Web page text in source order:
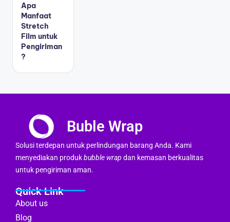
Apa
Manfaat
Stretch
Film untuk
Pengiriman
?
Buble Wrap
Solusi terdepan untuk perlindungan barang Anda. Kami
menyediakan produkbubble wrap dan kemasan berkualitas
untuk pengiriman aman.
Quick Link
About us
Blog